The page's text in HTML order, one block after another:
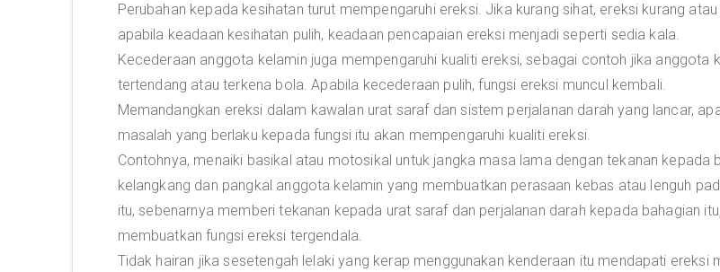
Perubahan kepada kesihatan turut mempengaruhi ereksi. Jika kurang sihat, ereksi kurang
apabila keadaan kesihatan pulih, keadaan pencapaian ereksi menjadi seperti sedia kala.
Kecederaan anggota kelamin juga mempengaruhi kualiti ereksi, sebagai contoh jika anggota
tertendang atau terkena bola. Apabila kecederaan pulih, fungsi ereksi muncul kembali.
Memandangkan ereksi dalam kawalan urat saraf dan sistem perjalanan darah yang lancar,
masalah yang berlaku kepada fungsi itu akan mempengaruhi kualiti ereksi.
Contohnya, menaiki basikal atau motosikal untuk jangka masa lama dengan tekanan kepada
kelangkang dan pangkal anggota kelamin yang membuatkan perasaan kebas atau lenguh
itu, sebenarnya memberi tekanan kepada urat saraf dan perjalanan darah kepada bahagian
membuatkan fungsi ereksi tergendala.
Tidak hairan jika sesetengah lelaki yang kerap menggunakan kenderaan itu mendapati ereksi